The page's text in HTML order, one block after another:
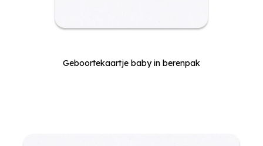
Geboortekaartje baby in berenpak